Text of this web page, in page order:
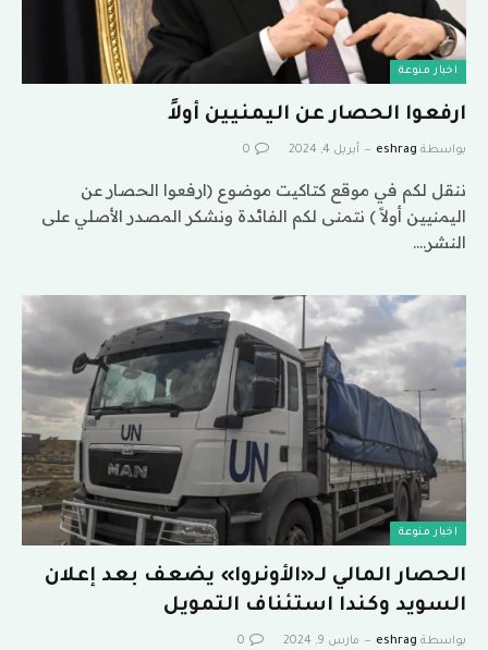
اخبار منوعة
ارفعوا الحصار عن اليمنيين أولاً
بواسطة eshrag أبريل 4, 2024 0
ننقل لكم في موقع كتاكيت موضوع (ارفعوا الحصار عن
اليمنيين أولاً ) نتمنى لكم الفائدة ونشكر المصدر الأصلي على
النشر.…
اخبار منوعة
الحصار المالي لـ«الأونروا» يضعف بعد إعلان
السويد وكندا استئناف التمويل
بواسطة eshrag مارس 9, 2024 0